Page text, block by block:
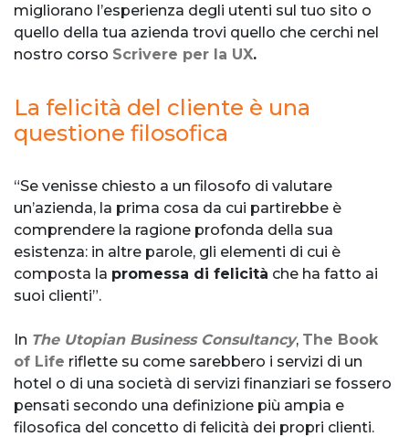
migliorano l’esperienza degli utenti sul tuo sito o
quello della tua azienda trovi quello che cerchi nel
nostro corso Scrivere per la UX.
La felicità del cliente è una
questione filosofica
“Se venisse chiesto a un filosofo di valutare
un’azienda, la prima cosa da cui partirebbe è
comprendere la ragione profonda della sua
esistenza: in altre parole, gli elementi di cui è
composta la promessa di felicità che ha fatto ai
suoi clienti”.
In The Utopian Business Consultancy, The Book
of Life riflette su come sarebbero i servizi di un
hotel o di una società di servizi finanziari se fossero
pensati secondo una definizione più ampia e
filosofica del concetto di felicità dei propri clienti.